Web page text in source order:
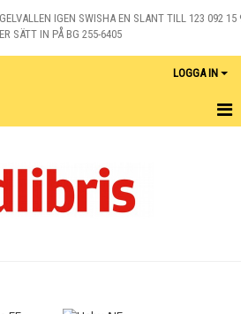
IGEN SWISHA EN SLANT TILL 123 092 15
SÄTT IN PÅ BG 255-6405
LOGGA IN